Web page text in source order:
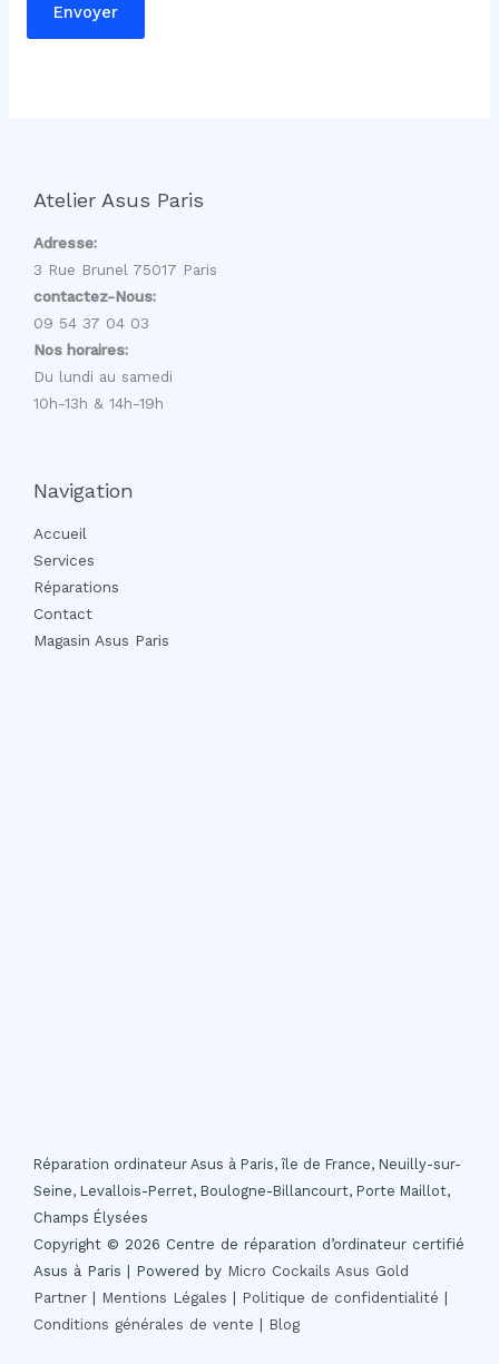
Envoyer
Atelier Asus Paris
Adresse:
3 Rue Brunel 75017 Paris
contactez-Nous:
09 54 37 04 03
Nos horaires:
Du lundi au samedi
10h-13h & 14h-19h
Navigation
Accueil
Services
Réparations
Contact
Magasin Asus Paris
Réparation ordinateur Asus à Paris, île de France, Neuilly-sur-
Seine, Levallois-Perret, Boulogne-Billancourt, Porte Maillot,
Champs Élysées
Copyright © 2026 Centre de réparation d’ordinateur certifié
Asus à Paris | Powered by Micro Cockails Asus Gold
Partner
Mentions Légales Politique de confidentialité
Conditions générales de vente
Blog